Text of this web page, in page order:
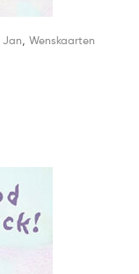
Jan Wenskaarten